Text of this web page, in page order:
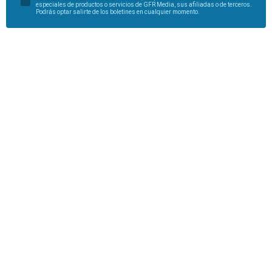
especiales de productos o servicios de GFR Media, sus afiliadas o de terceros.
Podrás optar salirte de los boletines en cualquier momento.